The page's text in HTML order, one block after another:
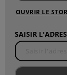
OUVRIR LE
SAISIR